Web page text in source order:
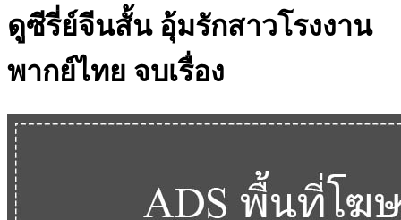
ดูซีรี่ย์จีนสั้น อุ้มรักสาวโรงงาน
พากย์ไทย จบเรื่อง